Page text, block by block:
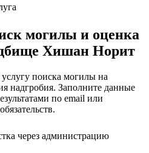
могилы и оценка
Хишан Норит
поиска могилы на
надгробия. Заполните данные
по email или
через администрацию